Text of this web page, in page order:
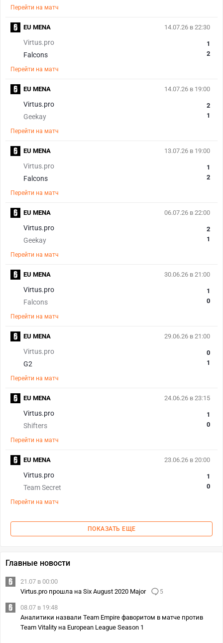
Перейти на матч
14.07.26 в 22:30
Virtus.pro
Falcons
1
2
Перейти на матч
EU MENA
14.07.26 в 19:00
Virtus.pro
Geekay
2
1
Перейти на матч
EU MENA
13.07.26 в 19:00
Virtus.pro
Falcons
1
2
Перейти на матч
EU MENA
06.07.26 в 22:00
Virtus.pro
Geekay
2
1
Перейти на матч
EU MENA
30.06.26 в 21:00
Virtus.pro
Falcons
1
0
Перейти на матч
EU MENA
29.06.26 в 21:00
Virtus.pro
G2
0
1
Перейти на матч
EU MENA
24.06.26 в 23:15
Virtus.pro
Shifters
1
0
Перейти на матч
EU MENA
23.06.26 в 20:00
Virtus.pro
Team Secret
1
0
Перейти на матч
EU MENA
ПОКАЗАТЬ ЕЩЕ
Главные новости
21.07 в 00:00
Virtus.pro прошла на Six August 2020 Major
5
08.07 в 19:48
Аналитики назвали Team Empire фаворитом в матче против
Team Vitality на European League Season 1